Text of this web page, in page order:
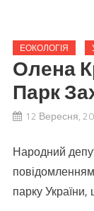
ЕОКОЛОГІЯ
Олена
Парк
12 Вересня,
Народний
парку України,